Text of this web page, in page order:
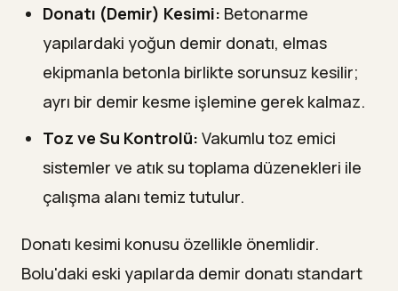
Donatı (Demir) Kesimi: Betonarme
yapılardaki yoğun demir donatı, elmas
ekipmanla betonla birlikte sorunsuz kesilir;
ayrı bir demir kesme işlemine gerek kalmaz.
Toz ve Su Kontrolü: Vakumlu toz emici
sistemler ve atık su toplama düzenekleri ile
çalışma alanı temiz tutulur.
Donatı kesimi konusu özellikle önemlidir.
Bolu'daki eski yapılarda demir donatı standart